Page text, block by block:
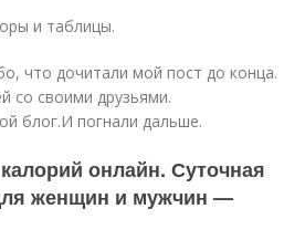
и таблицы.
что дочитали мой пост до конца.
со своими друзьями.
блог.И погнали дальше.
онлайн. Суточная
женщин и мужчин —